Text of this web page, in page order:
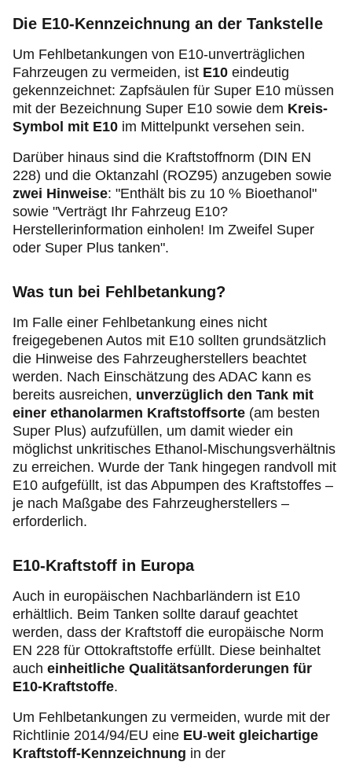
Die E10-Kennzeichnung an der Tankstelle
Um Fehlbetankungen von E10-unverträglichen
Fahrzeugen zu vermeiden, ist E10 eindeutig
gekennzeichnet: Zapfsäulen für Super E10 müssen
mit der Bezeichnung Super E10 sowie dem Kreis-
Symbol mit E10 im Mittelpunkt versehen sein.
Darüber hinaus sind die Kraftstoffnorm (DIN EN
228) und die Oktanzahl (ROZ95) anzugeben sowie
zwei Hinweise: "Enthält bis zu 10 % Bioethanol"
sowie "Verträgt Ihr Fahrzeug E10?
Herstellerinformation einholen! Im Zweifel Super
oder Super Plus tanken".
Was tun bei Fehlbetankung?
Im Falle einer Fehlbetankung eines nicht
freigegebenen Autos mit E10 sollten grundsätzlich
die Hinweise des Fahrzeugherstellers beachtet
werden. Nach Einschätzung des ADAC kann es
bereits ausreichen, unverzüglich den Tank mit
einer ethanolarmen Kraftstoffsorte (am besten
Super Plus) aufzufüllen, um damit wieder ein
möglichst unkritisches Ethanol-Mischungsverhältnis
zu erreichen. Wurde der Tank hingegen randvoll mit
E10 aufgefüllt, ist das Abpumpen des Kraftstoffes –
je nach Maßgabe des Fahrzeugherstellers –
erforderlich.
E10-Kraftstoff in Europa
Auch in europäischen Nachbarländern ist E10
erhältlich. Beim Tanken sollte darauf geachtet
werden, dass der Kraftstoff die europäische Norm
EN 228 für Ottokraftstoffe erfüllt. Diese beinhaltet
auch einheitliche Qualitätsanforderungen für
E10-Kraftstoffe.
Um Fehlbetankungen zu vermeiden, wurde mit der
Richtlinie 2014/94/EU eine EU-weit gleichartige
Kraftstoff-Kennzeichnung in der